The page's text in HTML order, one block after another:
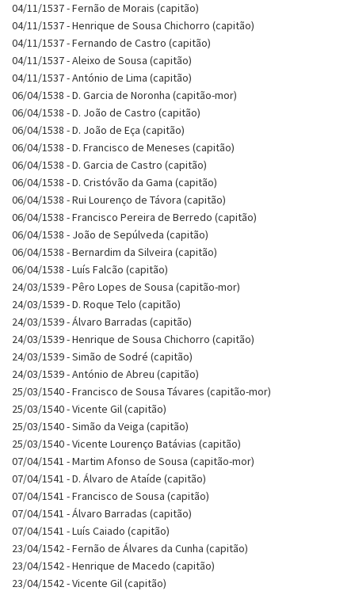
04/11/1537 - Fernão de Morais (capitão)
04/11/1537 - Henrique de Sousa Chichorro (capitão)
04/11/1537 - Fernando de Castro (capitão)
04/11/1537 - Aleixo de Sousa (capitão)
04/11/1537 - António de Lima (capitão)
06/04/1538 - D. Garcia de Noronha (capitão-mor)
06/04/1538 - D. João de Castro (capitão)
06/04/1538 - D. João de Eça (capitão)
06/04/1538 - D. Francisco de Meneses (capitão)
06/04/1538 - D. Garcia de Castro (capitão)
06/04/1538 - D. Cristóvão da Gama (capitão)
06/04/1538 - Rui Lourenço de Távora (capitão)
06/04/1538 - Francisco Pereira de Berredo (capitão)
06/04/1538 - João de Sepúlveda (capitão)
06/04/1538 - Bernardim da Silveira (capitão)
06/04/1538 - Luís Falcão (capitão)
24/03/1539 - Pêro Lopes de Sousa (capitão-mor)
24/03/1539 - D. Roque Telo (capitão)
24/03/1539 - Álvaro Barradas (capitão)
24/03/1539 - Henrique de Sousa Chichorro (capitão)
24/03/1539 - Simão de Sodré (capitão)
24/03/1539 - António de Abreu (capitão)
25/03/1540 - Francisco de Sousa Távares (capitão-mor)
25/03/1540 - Vicente Gil (capitão)
25/03/1540 - Simão da Veiga (capitão)
25/03/1540 - Vicente Lourenço Batávias (capitão)
07/04/1541 - Martim Afonso de Sousa (capitão-mor)
07/04/1541 - D. Álvaro de Ataíde (capitão)
07/04/1541 - Francisco de Sousa (capitão)
07/04/1541 - Álvaro Barradas (capitão)
07/04/1541 - Luís Caiado (capitão)
23/04/1542 - Fernão de Álvares da Cunha (capitão)
23/04/1542 - Henrique de Macedo (capitão)
23/04/1542 - Vicente Gil (capitão)